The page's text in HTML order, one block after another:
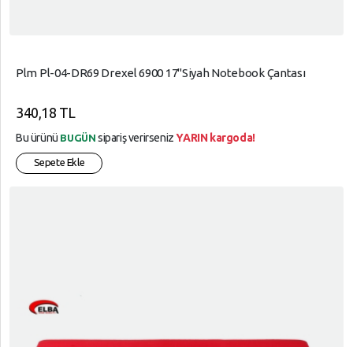
Plm Pl-04-DR69 Drexel 6900 17"Siyah Notebook Çantası
340,18 TL
Bu ürünü BUGÜN sipariş verirsenizYARIN kargoda!
Sepete Ekle